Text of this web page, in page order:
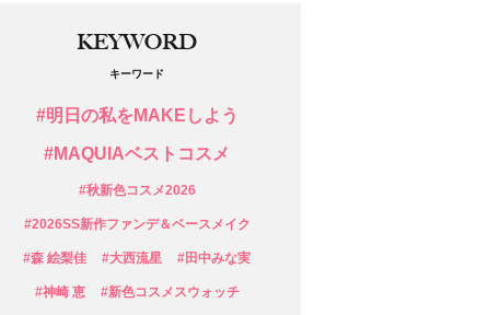
KEYWORD
キーワード
#明日の私をMAKEしよう
#MAQUIAベストコスメ
#秋新色コスメ2026
#2026SS新作ファンデ＆ベースメイク
#森 絵梨佳 #大西流星 #田中みな実
#神崎 恵 #新色コスメスウォッチ